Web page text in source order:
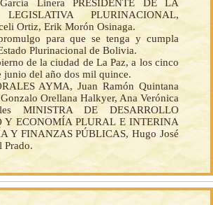
Linera PRESIDENTE DE LA
PLURINACIONAL,
Ortiz, Erik Morón Osinaga.
para que se tenga y cumpla
Plurinacional de Bolivia.
de la ciudad de La Paz, a los cinco
junio del año dos mil quince.
AYMA, Juan Ramón Quintana
Orellana Halkyer, Ana Verónica
MINISTRA DE DESARROLLO
Y ECONOMÍA PLURAL E INTERINA
Y FINANZAS PÚBLICAS, Hugo José
Prado.